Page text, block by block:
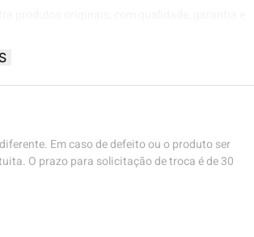
Em caso de defeito ou o produto ser
O prazo para solicitação de troca é de 30